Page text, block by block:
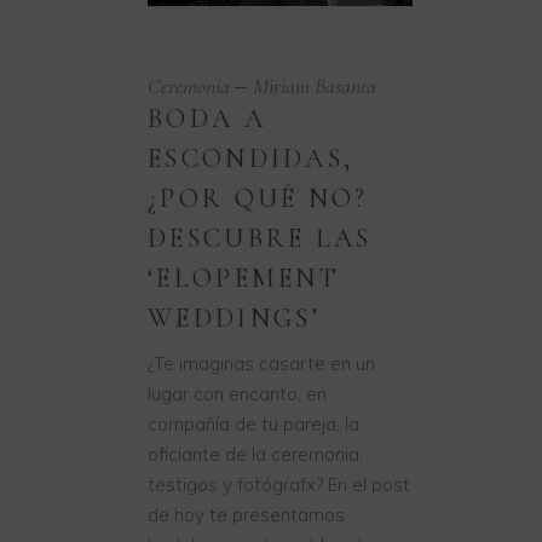
Ceremonia Miriam Basanta
BODA A
ESCONDIDAS,
¿POR QUÉ NO?
DESCUBRE LAS
‘ELOPEMENT
WEDDINGS’
¿Te imaginas casarte en un
lugar con encanto, en
compañía de tu pareja, la
oficiante de la ceremonia,
testigos y fotógrafx? En el post
de hoy te presentamos